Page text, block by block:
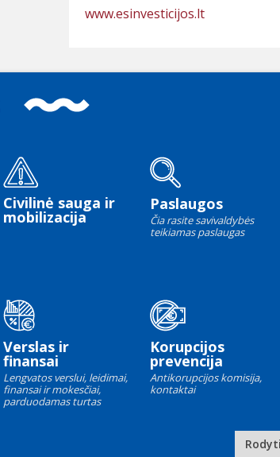
www.esinvesticijos.lt
Civilinė sauga ir
mobilizacija
Paslaugos
Čia rasite savivaldybės
teikiamas paslaugas
Verslas ir
finansai
Lengvatos verslui, leidimai,
finansai ir mokesčiai,
parduodamas turtas
Korupcijos
prevencija
Antikorupcijos komisija,
kontaktai